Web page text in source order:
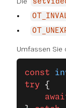
Umfassen Sie
const
try {